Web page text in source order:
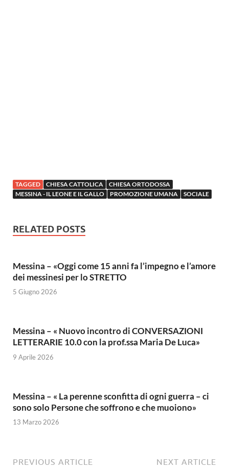
TAGGED CHIESA CATTOLICA
CHIESA ORTODOSSA
MESSINA - IL LEONE E IL GALLO
PROMOZIONE UMANA SOCIALE
RELATED POSTS
Messina – «Oggi come 15 anni fa l’impegno e l’amore
dei messinesi per lo STRETTO
5 Giugno 2026
Messina – « Nuovo incontro di CONVERSAZIONI
LETTERARIE 10.0 con la prof.ssa Maria De Luca»
9 Aprile 2026
Messina – « La perenne sconfitta di ogni guerra – ci
sono solo Persone che soffrono e che muoiono»
13 Marzo 2026
PREVIOUS ARTICLE NEXT ARTICLE